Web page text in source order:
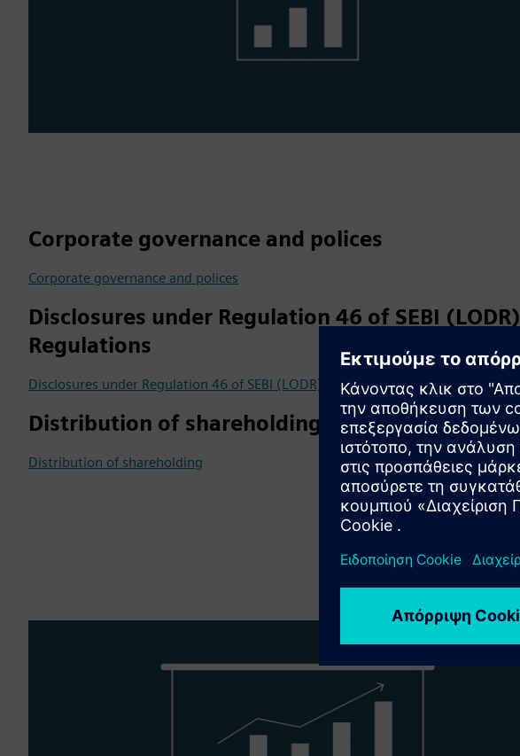
Corporate governance and polices
Corporate governance and polices
Disclosures under Regulation 46 of SEBI (LODR)
Regulations
Disclosures under Regulation 46 of SEBI (LODR) Regulations
Distribution of shareholding
Distribution of shareholding